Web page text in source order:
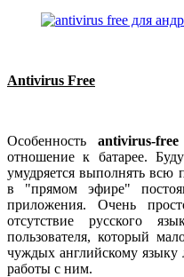
Antivirus Free
Особенностьantivirus-
отношение к батарее.
умудряется выполнять всю
в "прямом эфире"
приложения. Очень
отсутствие русского
пользователя, который
чуждых английскому языку
работы с ним.